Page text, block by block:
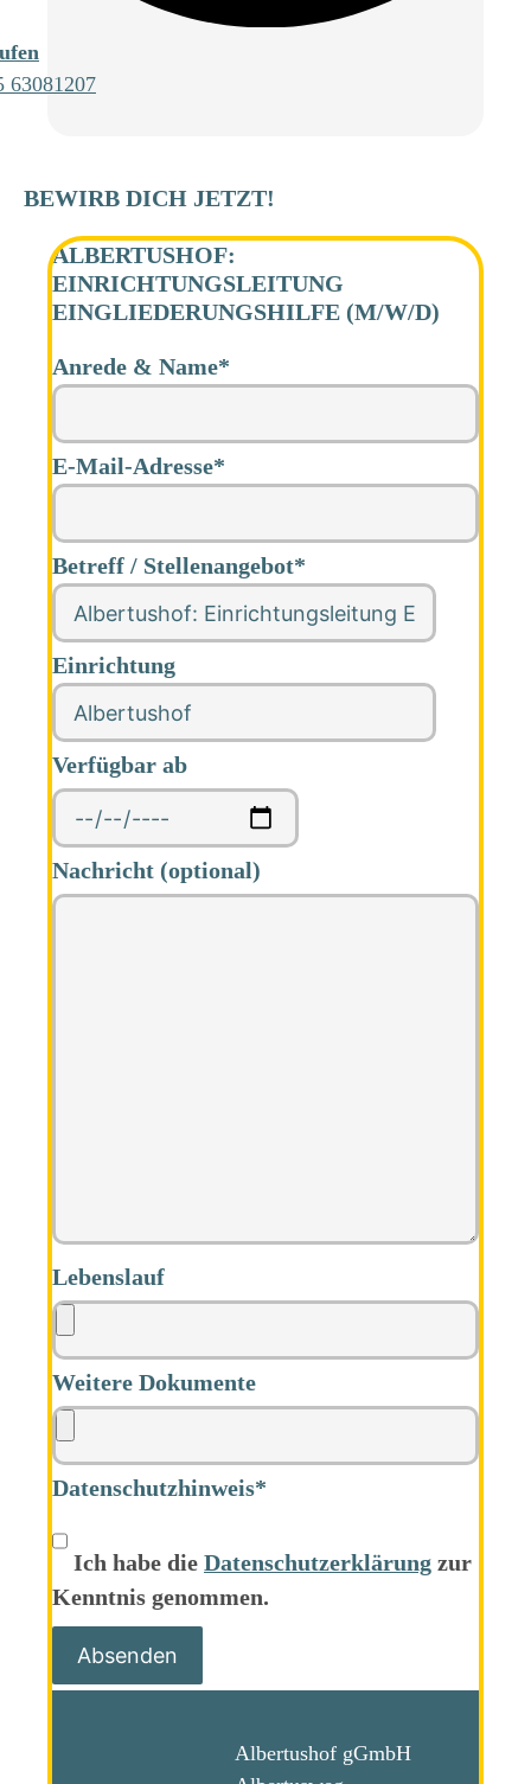
63081207
BEWIRB DICH JETZT!
ALBERTUSHOF:
EINRICHTUNGSLEITUNG
EINGLIEDERUNGSHILFE (M/W/D)
Anrede & Name*
E-Mail-Adresse*
Betreff / Stellenangebot*
Einrichtung
Verfügbar ab
Nachricht (optional)
Lebenslauf
Weitere Dokumente
Datenschutzhinweis*
Ich habe die Datenschutz­erklärung zur
Kenntnis genommen.
Alternative:
Albertushof gGmbH